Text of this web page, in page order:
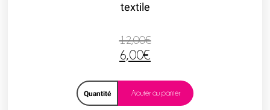
textile
12,00€
6,00€
Quantité Ajouter au panier